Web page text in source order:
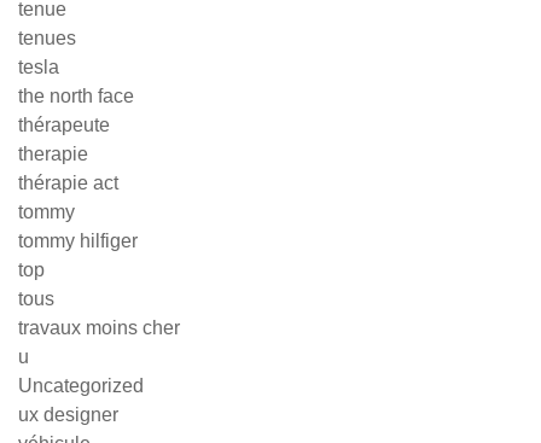
tenue
tenues
tesla
the north face
thérapeute
therapie
thérapie act
tommy
tommy hilfiger
top
tous
travaux moins cher
u
Uncategorized
ux designer